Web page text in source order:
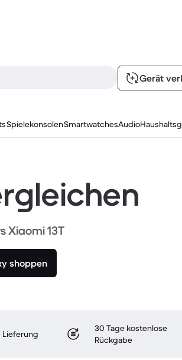
Gerät
SpielekonsolenSmartwatchesAudio
Xiaomi 13T
shoppen
Lieferung
30 Tage kostenlose
Rückgabe